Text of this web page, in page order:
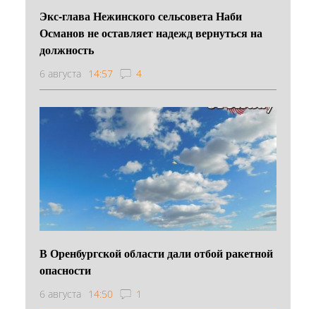
Экс-глава Нежинского сельсовета Наби
Османов не оставляет надежд вернуться на
должность
6 августа 14:57 4
В Оренбургской области дали отбой ракетной
опасности
6 августа 14:50 1